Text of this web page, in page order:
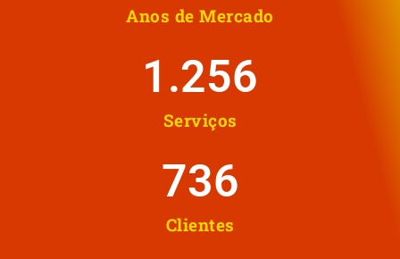
Anos de Mercado
Serviços
1.258
Clientes
737